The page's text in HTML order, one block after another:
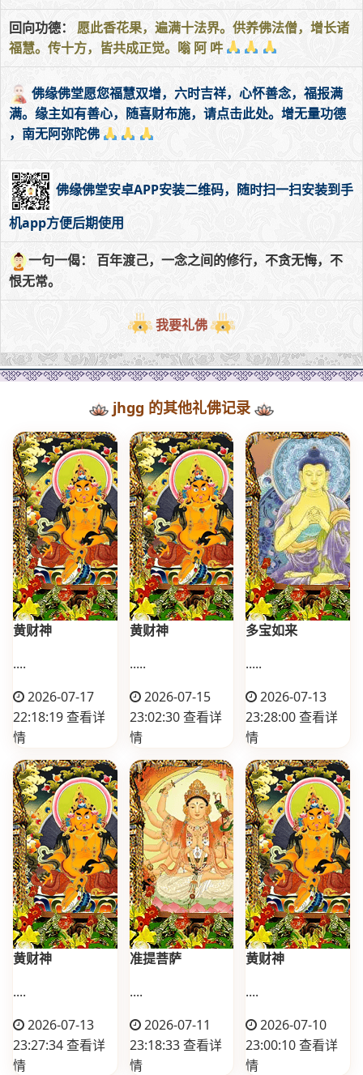
回向功德： 愿此香花果，遍满十法界。供养佛法僧，增长诸
福慧。传十方，皆共成正觉。嗡 阿 吽
佛缘佛堂愿您福慧双增，六时吉祥，心怀善念，福报满
满。缘主如有善心，随喜财布施，请点击此处。增无量功德
，南无阿弥陀佛
佛缘佛堂安卓APP安装二维码，随时扫一扫安装到手
机app方便后期使用
一句一偈： 百年渡己，一念之间的修行，不贪无悔，不
恨无常。
我要礼佛
jhgg 的其他礼佛记录
黄财神
....
2026-07-17
22:18:19查看详
情
黄财神
.....
2026-07-15
23:02:30查看详
情
多宝如来
.....
2026-07-13
23:28:00查看详
情
黄财神
....
2026-07-13
23:27:34查看详
情
准提菩萨
....
2026-07-11
23:18:33查看详
情
黄财神
....
2026-07-10
23:00:10查看详
情